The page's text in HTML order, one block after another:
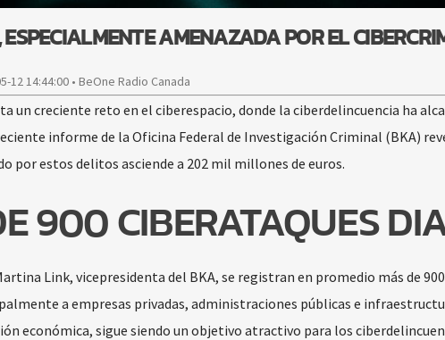
AMENAZADA POR EL
12 14:44:00 • BeOne Radio Canada
un creciente reto en el ciberespacio, donde la ciberdelincuencia ha
informe de la Oficina Federal de Investigación Criminal (BKA)
por estos delitos asciende a 202 mil millones de euros.
900 CIBERATAQUES
Link, vicepresidenta del BKA, se registran en promedio más de
a empresas privadas, administraciones públicas e
económica, sigue siendo un objetivo atractivo para los